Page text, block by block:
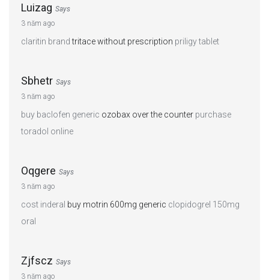
Luizag Says
3 năm ago
claritin brandtritace without prescription priligy tablet
Sbhetr Says
3 năm ago
buy baclofen generic ozobax over the counter purchase
toradol online
Oqgere Says
3 năm ago
cost inderal buy motrin 600mg generic clopidogrel 150mg
oral
Zjfscz Says
3 năm ago